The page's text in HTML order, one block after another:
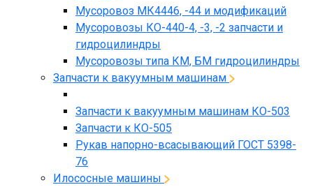
Мусоровоз МК4446, -44 и модификаций
Мусоровозы КО-440-4, -3, -2 запчасти и
гидроцилиндры
Мусоровозы типа КМ, БМ гидроцилиндры
Запчасти к вакуумным машинам
Запчасти к вакуумным машинам КО-503
Запчасти к КО-505
Рукав напорно-всасывающий ГОСТ 5398-
76
Илососные машины